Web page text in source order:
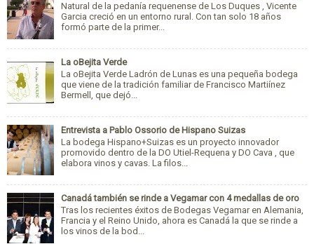
Natural de la pedanía requenense de Los Duques , Vicente
Garcia creció en un entorno rural. Con tan solo 18 años
formó parte de la primer...
La oBejita Verde
La oBejita Verde Ladrón de Lunas es una pequeña bodega
que viene de la tradición familiar de Francisco Martiínez
Bermell, que dejó...
Entrevista a Pablo Ossorio de Hispano Suizas
La bodega Hispano+Suizas es un proyecto innovador
promovido dentro de la DO Utiel-Requena y DO Cava , que
elabora vinos y cavas. La filos...
Canadá también se rinde a Vegamar con 4 medallas de oro
Tras los recientes éxitos de Bodegas Vegamar en Alemania,
Francia y el Reino Unido, ahora es Canadá la que se rinde a
los vinos de la bod...